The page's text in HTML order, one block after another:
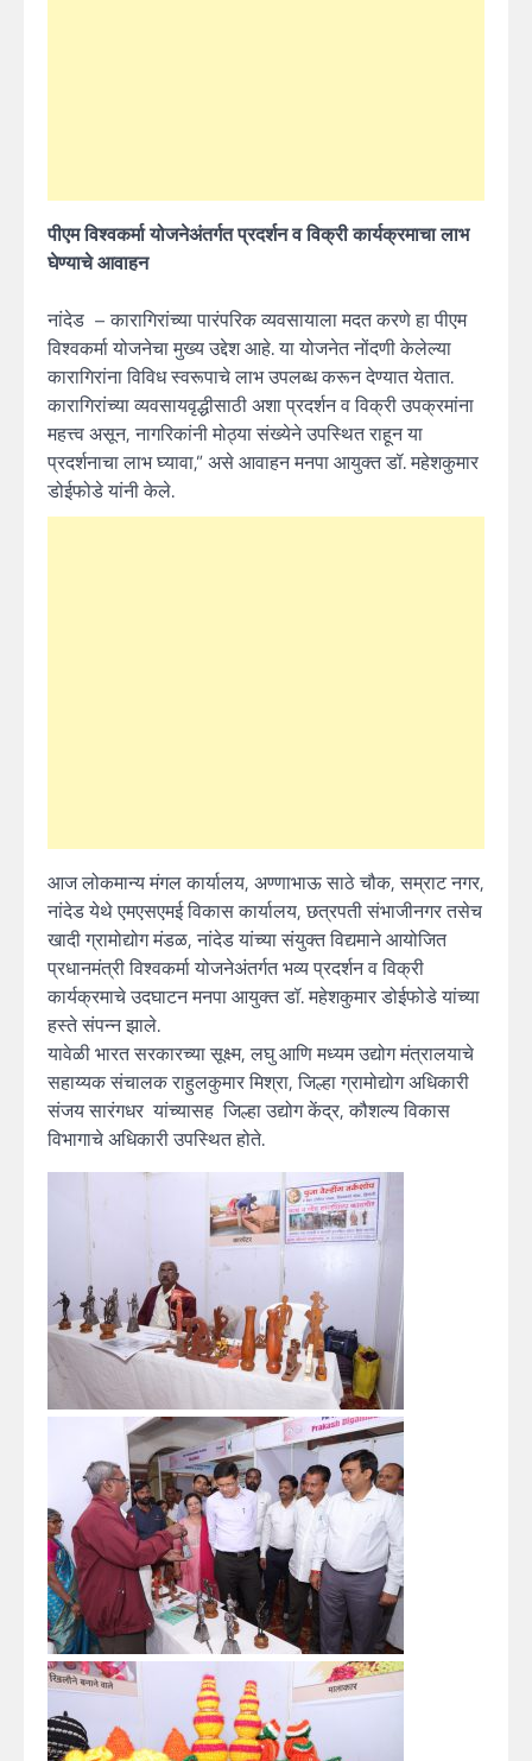
पीएम विश्वकर्मा योजनेअंतर्गत प्रदर्शन व विक्री कार्यक्रमाचा लाभ
घेण्याचे आवाहन
नांदेड – कारागिरांच्या पारंपरिक व्यवसायाला मदत करणे हा पीएम
विश्वकर्मा योजनेचा मुख्य उद्देश आहे. या योजनेत नोंदणी केलेल्या
कारागिरांना विविध स्वरूपाचे लाभ उपलब्ध करून देण्यात येतात.
कारागिरांच्या व्यवसायवृद्धीसाठी अशा प्रदर्शन व विक्री उपक्रमांना
महत्त्व असून, नागरिकांनी मोठ्या संख्येने उपस्थित राहून या
प्रदर्शनाचा लाभ घ्यावा,” असे आवाहन मनपा आयुक्त डॉ. महेशकुमार
डोईफोडे यांनी केले.
आज लोकमान्य मंगल कार्यालय, अण्णाभाऊ साठे चौक, सम्राट नगर,
नांदेड येथे एमएसएमई विकास कार्यालय, छत्रपती संभाजीनगर तसेच
खादी ग्रामोद्योग मंडळ, नांदेड यांच्या संयुक्त विद्यमाने आयोजित
प्रधानमंत्री विश्वकर्मा योजनेअंतर्गत भव्य प्रदर्शन व विक्री
कार्यक्रमाचे उदघाटन मनपा आयुक्त डॉ. महेशकुमार डोईफोडे यांच्या
हस्ते संपन्न झाले.
यावेळी भारत सरकारच्या सूक्ष्म, लघु आणि मध्यम उद्योग मंत्रालयाचे
सहाय्यक संचालक राहुलकुमार मिश्रा, जिल्हा ग्रामोद्योग अधिकारी
संजय सारंगधर यांच्यासह जिल्हा उद्योग केंद्र, कौशल्य विकास
विभागाचे अधिकारी उपस्थित होते.